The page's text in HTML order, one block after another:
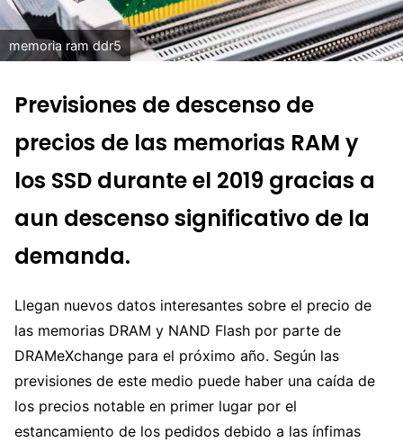
memoria ram ddr5
Previsiones de descenso de
precios de las memorias RAM y
los SSD durante el 2019 gracias a
aun descenso significativo de la
demanda.
Llegan nuevos datos interesantes sobre el precio de
las memorias DRAM y NAND Flash por parte de
DRAMeXchange para el próximo año. Según las
previsiones de este medio puede haber una caída de
los precios notable en primer lugar por el
estancamiento de los pedidos debido a las ínfimas